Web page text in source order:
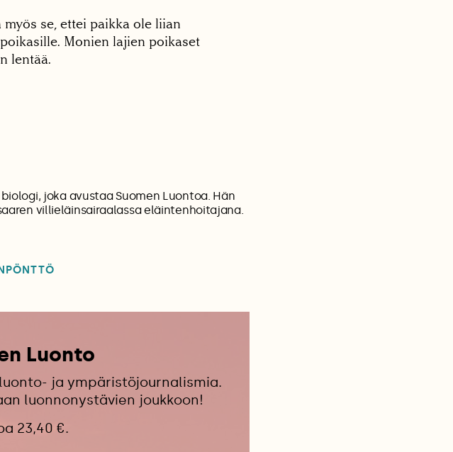
se, ettei paikka ole liian
Monien lajien poikaset
lentää.
joka avustaa Suomen Luontoa. Hän
villieläinsairaalassa eläintenhoitajana.
Luonto
ja ympäristöjournalismia.
luonnonystävien joukkoon!
23,40 €.